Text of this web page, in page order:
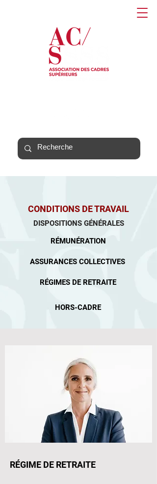
CONDITIONS DE TRAVAIL
DISPOSITIONS GÉNÉRALES
RÉMUNÉRATION
ASSURANCES COLLECTIVES
RÉGIMES DE RETRAITE
HORS-CADRE
RÉGIME DE RETRAITE